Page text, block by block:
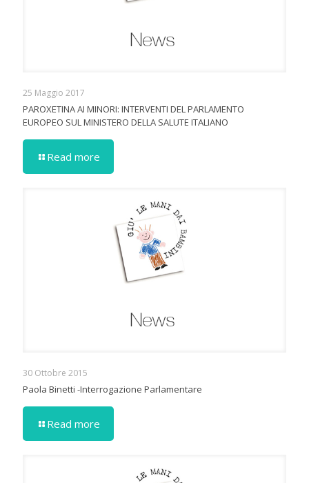
25 Maggio 2017
PAROXETINA AI MINORI: INTERVENTI DEL PARLAMENTO
EUROPEO SUL MINISTERO DELLA SALUTE ITALIANO
Read more
30 Ottobre 2015
Paola Binetti -Interrogazione Parlamentare
Read more